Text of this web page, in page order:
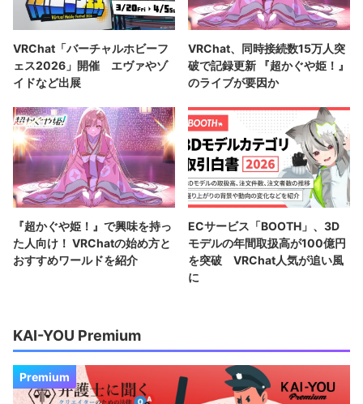
VRChat「バーチャルホビーフ
ェス2026」開催 エヴァやゾ
イドなど出展
VRChat、同時接続数15万人突
破で記録更新 『超かぐや姫！』
のライブが要因か
『超かぐや姫！』で興味を持っ
た人向け！ VRChatの始め方と
おすすめワールドを紹介
ECサービス「BOOTH」、3D
モデルの年間取扱高が100億円
を突破 VRChat人気が追い風
に
KAI-YOU Premium
Premium